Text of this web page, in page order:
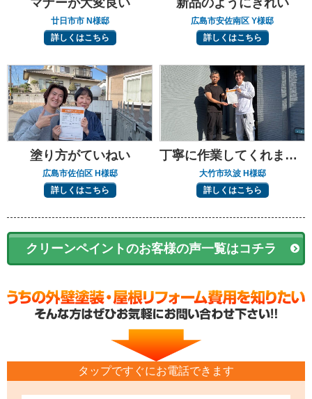
廿日市市 N様邸
詳しくはこちら
広島市安佐南区 Y様邸
詳しくはこちら
塗り方がていねい
広島市佐伯区 H様邸
詳しくはこちら
丁寧に作業してくれました
大竹市玖波 H様邸
詳しくはこちら
クリーンペイントのお客様の声一覧はコチラ
タップですぐにお電話できます